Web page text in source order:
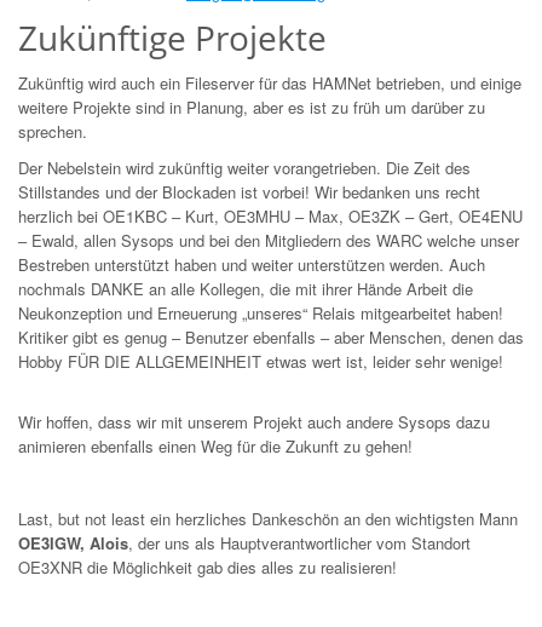
Zukünftige Projekte
Zukünftig wird auch ein Fileserver für das HAMNet betrieben, und einige
weitere Projekte sind in Planung, aber es ist zu früh um darüber zu
sprechen.
Der Nebelstein wird zukünftig weiter vorangetrieben. Die Zeit des
Stillstandes und der Blockaden ist vorbei! Wir bedanken uns recht
herzlich bei OE1KBC – Kurt, OE3MHU – Max, OE3ZK – Gert, OE4ENU
– Ewald, allen Sysops und bei den Mitgliedern des WARC welche unser
Bestreben unterstützt haben und weiter unterstützen werden. Auch
nochmals DANKE an alle Kollegen, die mit ihrer Hände Arbeit die
Neukonzeption und Erneuerung „unseres“ Relais mitgearbeitet haben!
Kritiker gibt es genug – Benutzer ebenfalls – aber Menschen, denen das
Hobby FÜR DIE ALLGEMEINHEIT etwas wert ist, leider sehr wenige!
Wir hoffen, dass wir mit unserem Projekt auch andere Sysops dazu
animieren ebenfalls einen Weg für die Zukunft zu gehen!
Last, but not least ein herzliches Dankeschön an den wichtigsten Mann
OE3IGW, Alois, der uns als Hauptverantwortlicher vom Standort
OE3XNR die Möglichkeit gab dies alles zu realisieren!